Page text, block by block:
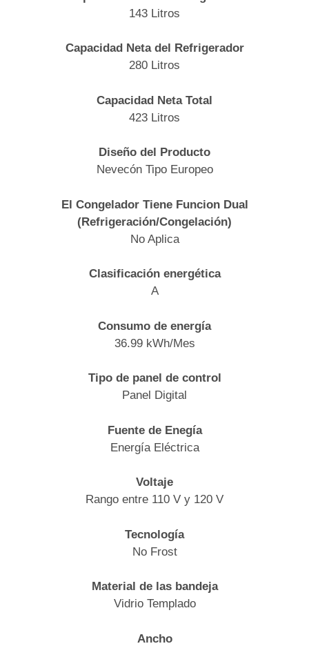
143 Litros
Capacidad Neta del Refrigerador
280 Litros
Capacidad Neta Total
423 Litros
Diseño del Producto
Nevecón Tipo Europeo
El Congelador Tiene Funcion Dual
(Refrigeración/Congelación)
No Aplica
Clasificación energética
A
Consumo de energía
36.99 kWh/Mes
Tipo de panel de control
Panel Digital
Fuente de Enegía
Energía Eléctrica
Voltaje
Rango entre 110 V y 120 V
Tecnología
No Frost
Material de las bandeja
Vidrio Templado
Ancho